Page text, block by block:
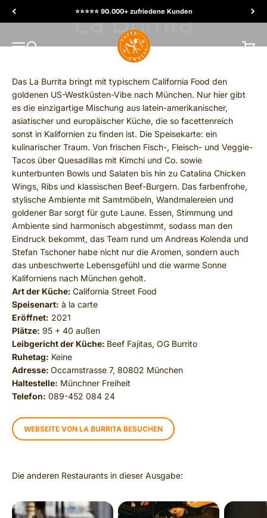
⭐️⭐️⭐️⭐️⭐️ 90.000+ zufriedene Kunden
MENÚ
Buscar
TasteTwelve
Carrito
Das La Burrita bringt mit typischem California Food den
goldenen US-Westküsten-Vibe nach München. Nur hier gibt
es die einzigartige Mischung aus latein-amerikanischer,
asiatischer und europäischer Küche, die so facettenreich
sonst in Kalifornien zu finden ist. Die Speisekarte: ein
kulinarischer Traum. Von frischen Fisch-, Fleisch- und Veggie-
Tacos über Quesadillas mit Kimchi und Co. sowie
kunterbunten Bowls und Salaten bis hin zu Catalina Chicken
Wings, Ribs und klassischen Beef-Burgern. Das farbenfrohe,
stylische Ambiente mit Samtmöbeln, Wandmalereien und
goldener Bar sorgt für gute Laune. Essen, Stimmung und
Ambiente sind harmonisch abgestimmt, sodass man den
Eindruck bekommt, das Team rund um Andreas Kolenda und
Stefan Tschoner habe nicht nur die Aromen, sondern auch
das unbeschwerte Lebensgefühl und die warme Sonne
Kaliforniens nach München geholt.
Art der Küche: California Street Food
Speisenart: à la carte
Eröffnet: 2021
Plätze: 95 + 40 außen
Leibgericht der Küche: Beef Fajitas, OG Burrito
Ruhetag: Keine
Adresse: Occamstrasse 7, 80802 München
Haltestelle: Münchner Freiheit
Telefon: 089-452 084 24
WEBSEITE VON LA BURRITA BESUCHEN